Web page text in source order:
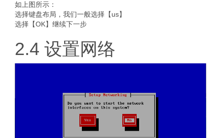
如上图所示：
选择键盘布局，我们一般选择【us】
选择【OK】继续下一步
2.4 设置网络